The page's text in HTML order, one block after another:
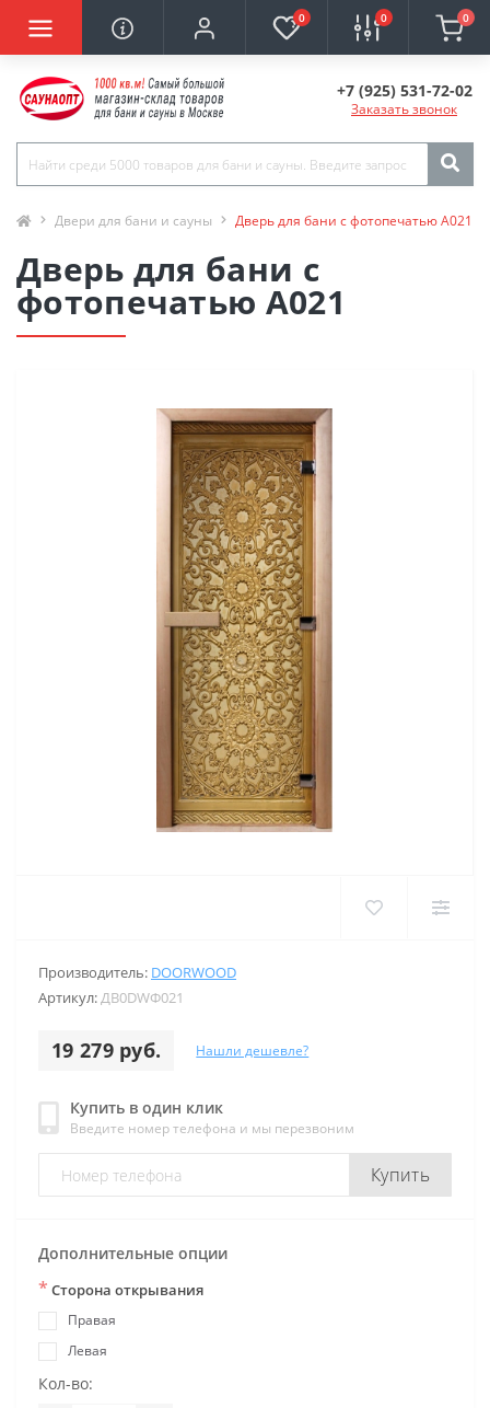
0 0 0
+7 (925) 531-72-02
Заказать звонок
Двери для бани и сауны Дверь для бани с фотопечатью А021
Дверь для бани с
фотопечатью А021
Производитель: DOORWOOD
Артикул:ДB0DWФ021
19 279 руб. Нашли дешевле?
Купить в один клик
Введите номер телефона и мы перезвоним
Купить
Дополнительные опции
* Сторона открывания
Правая
Левая
Кол-во: